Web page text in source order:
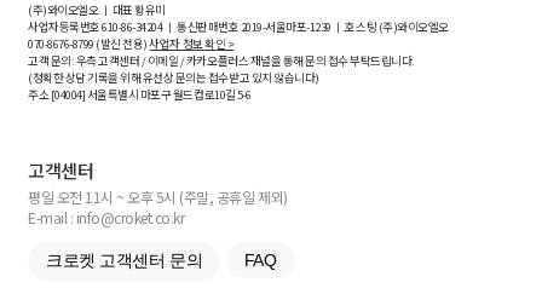
(주)와이오엘오 ㅣ 대표 황유미
사업자등록번호610-86-34204ㅣ 통신판매번호 2019-서울마포-1239 ㅣ 호스팅 (주)와이오엘오
070-8676-8799 (발신 전용)사업자 정보 확인 >
고객 문의: 우측 고객센터 / 이메일 / 카카오플러스 채널을 통해 문의 접수 부탁드립니다.
(정확한 상담 기록을 위해 유선상 문의는 접수받고 있지 않습니다)
주소 [04004] 서울특별시 마포구 월드컵로10길5-6
고객센터
평일 오전 11시 ~ 오후 5시 (주말, 공휴일 제외)
E-mail : info@croket.co.kr
크로켓 고객센터 문의 FAQ